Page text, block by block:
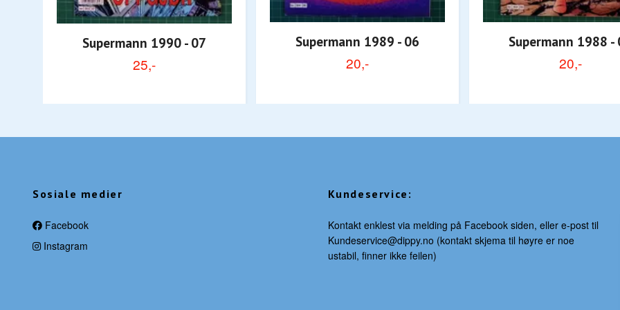
Supermann 1990 - 07
25,-
Supermann 1989 - 06
20,-
Supermann 1988 -
20,-
Sosiale medier
Facebook
Instagram
Kundeservice:
Kontakt enklest via melding på Facebook siden, eller e-post til
Kundeservice@dippy.no (kontakt skjema til høyre er noe
ustabil, finner ikke feilen)